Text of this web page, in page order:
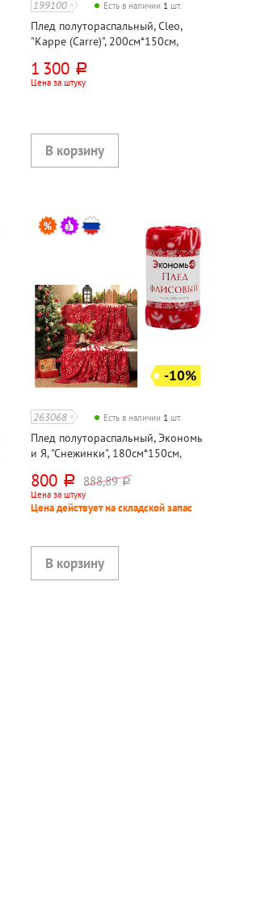
199100 Есть в наличии 1 шт.
Плед полутораспальный, Cleo,
"Карре (Carre)", 200см*150см,
1 300 руб.
Цена за штуку
-10%
263068 Есть в наличии 1 шт.
Плед полутораспальный, Экономь
и Я, "Снежинки", 180см*150см,
800 руб. 888,89 руб.
Цена за штуку
Цена действует на складской запас